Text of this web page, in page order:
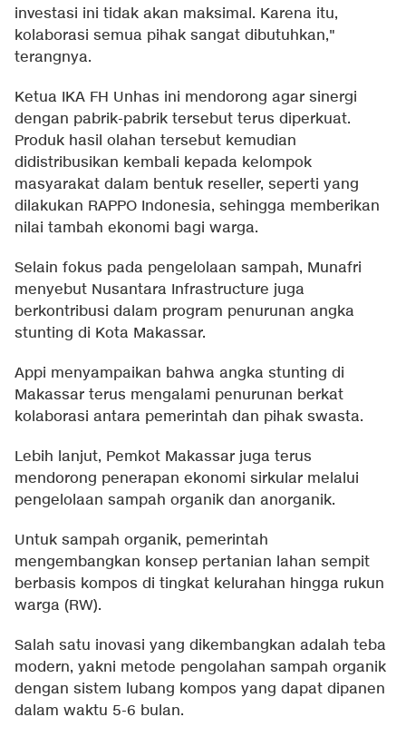
investasi ini tidak akan maksimal. Karena itu,
kolaborasi semua pihak sangat dibutuhkan,"
terangnya.
Ketua IKA FH Unhas ini mendorong agar sinergi
dengan pabrik-pabrik tersebut terus diperkuat.
Produk hasil olahan tersebut kemudian
didistribusikan kembali kepada kelompok
masyarakat dalam bentuk reseller, seperti yang
dilakukan RAPPO Indonesia, sehingga memberikan
nilai tambah ekonomi bagi warga.
Selain fokus pada pengelolaan sampah, Munafri
menyebut Nusantara Infrastructure juga
berkontribusi dalam program penurunan angka
stunting di Kota Makassar.
Appi menyampaikan bahwa angka stunting di
Makassar terus mengalami penurunan berkat
kolaborasi antara pemerintah dan pihak swasta.
Lebih lanjut, Pemkot Makassar juga terus
mendorong penerapan ekonomi sirkular melalui
pengelolaan sampah organik dan anorganik.
Untuk sampah organik, pemerintah
mengembangkan konsep pertanian lahan sempit
berbasis kompos di tingkat kelurahan hingga rukun
warga (RW).
Salah satu inovasi yang dikembangkan adalah teba
modern, yakni metode pengolahan sampah organik
dengan sistem lubang kompos yang dapat dipanen
dalam waktu 5-6 bulan.